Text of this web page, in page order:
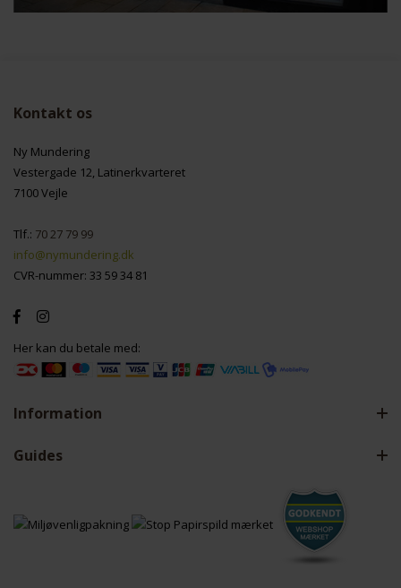
Kontakt os
Ny Mundering
Vestergade 12, Latinerkvarteret
7100 Vejle
Tlf.: 70 27 79 99
info@nymundering.dk
CVR-nummer: 33 59 34 81
Her kan du betale med:
Information
Guides